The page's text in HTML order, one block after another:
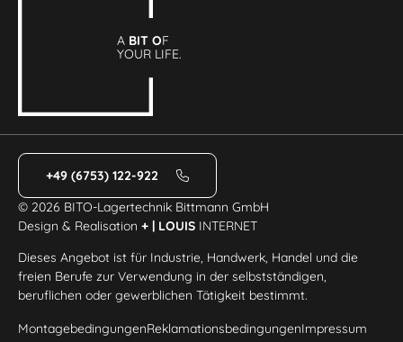
A BIT OF
YOUR LIFE.
+49 (6753) 122-922
© 2026 BITO-Lagertechnik Bittmann GmbH
Design & Realisation+ | LOUIS INTERNET
Dieses Angebot ist für Industrie, Handwerk, Handel und die
freien Berufe zur Verwendung in der selbstständigen,
beruflichen oder gewerblichen Tätigkeit bestimmt.
MontagebedingungenReklamationsbedingungenImpressum